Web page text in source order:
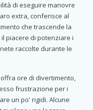
di eseguire manovre
extra, conferisce al
che trascende la
piacere di potenziare i
raccolte durante le
ore di divertimento,
frustrazione per i
un po' rigidi. Alcune